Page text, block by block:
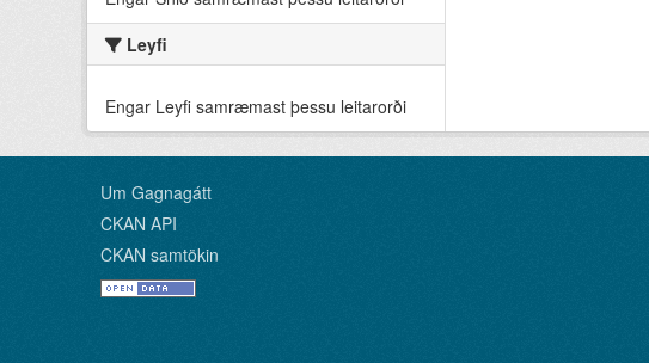
Leyfi
Engar Leyfi samræmast þessu leitarorði
Um Gagnagátt
CKAN API
CKAN samtökin